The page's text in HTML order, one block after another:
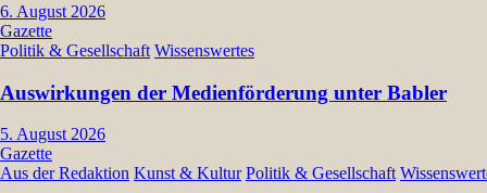
6. August 2026
Gazette
Politik & Gesellschaft Wissenswertes
Auswirkungen der Medienförderung unter Babler
5. August 2026
Gazette
Aus der Redaktion Kunst & Kultur Politik & Gesellschaft